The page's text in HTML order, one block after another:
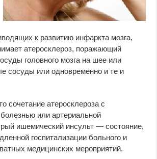
к развитию инфаркта мозга,
атеросклероз, поражающий
головного мозга на шее или
сосуды или одновременно и те и
сочетание атеросклероза с
болезнью или артериальной
ишемический инсульт — состояние,
госпитализации больного и
медицинских мероприятий.